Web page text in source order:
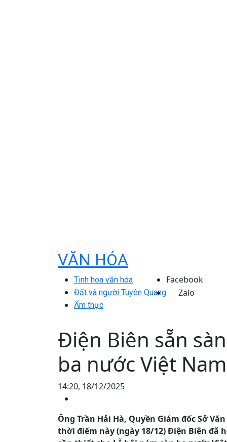
VĂN HÓA
Tinh hoa văn hóa
Đất và người Tuyên Quang
Ẩm thực
Facebook
Zalo
Điện Biên sẵn
ba nước Việt
14:20, 18/12/2025
Ông Trần Hải Hà, Quyền Giám đốc Sở
thời điểm này (ngày 18/12) Điện Biên đã